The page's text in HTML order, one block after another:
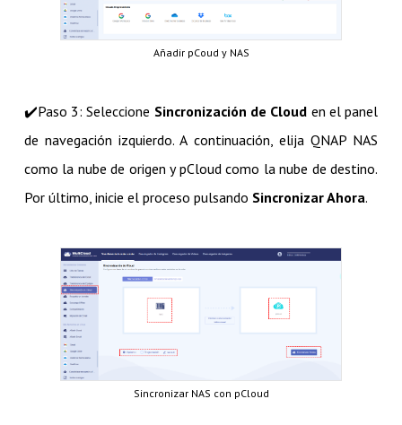
Añadir pCoud y NAS
✔️​Paso 3: Seleccione Sincronización de Cloud en el panel
de navegación izquierdo. A continuación, elija QNAP NAS
como la nube de origen y pCloud como la nube de destino.
Por último, inicie el proceso pulsando Sincronizar Ahora.
Sincronizar NAS con pCloud